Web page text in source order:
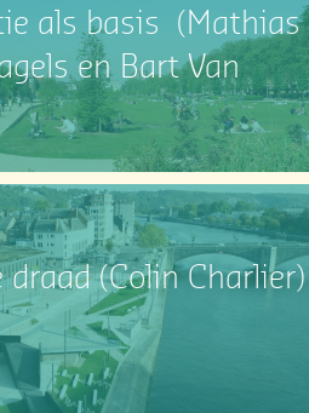
als basis (Mathias
en Bart Van
(Colin Charlier)